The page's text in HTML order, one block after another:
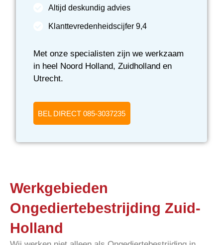
Altijd deskundig advies
Klanttevredenheidscijfer 9,4
Met onze specialisten zijn we werkzaam
in heel Noord Holland, Zuidholland en
Utrecht.
BEL DIRECT 085-3037235
Werkgebieden
Ongediertebestrijding Zuid-
Holland